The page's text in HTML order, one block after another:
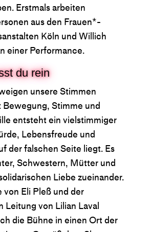
Erstmals arbeiten
aus den Frauen*-
Köln und Willich
einer Performance.
du rein
unsere Stimmen
Stimme und
entsteht ein vielstimmiger
Lebensfreude und
der falschen Seite liegt. Es
Schwestern, Mütter und
Liebe zueinander.
von Eli Pleß und der
Leitung von Lilian Laval
die Bühne in einen Ort der